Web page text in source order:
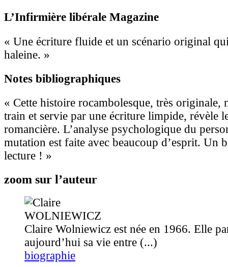
L’Infirmière libérale Magazine
« Une écriture fluide et un scénario original
haleine. »
Notes bibliographiques
« Cette histoire rocambolesque, très originale,
train et servie par une écriture limpide, révèle
romancière. L’analyse psychologique du
mutation est faite avec beaucoup d’esprit. Un
lecture ! »
zoom sur l’auteur
Claire Wolniewicz est née en 1966. Elle
aujourd’hui sa vie entre (...)
biographie